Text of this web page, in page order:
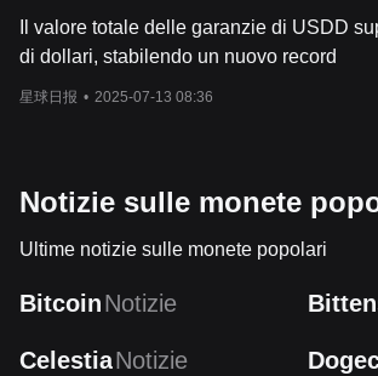
Il valore totale delle garanzie di USDD
di dollari, stabilendo un nuovo record
星球日报 • 2025-07-13 08:36
Notizie sulle monete
Ultime notizie sulle monete popolari
BitcoinNotizie
CelestiaNotizie